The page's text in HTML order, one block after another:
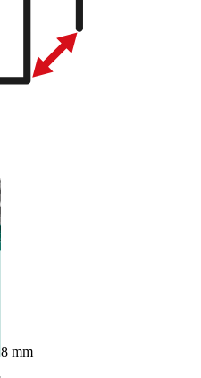
8 mm